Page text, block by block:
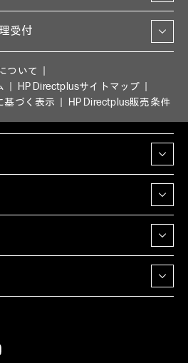
受付
ついて
HP Directplusサイトマップ
基づく表示
HP Directplus販売条件